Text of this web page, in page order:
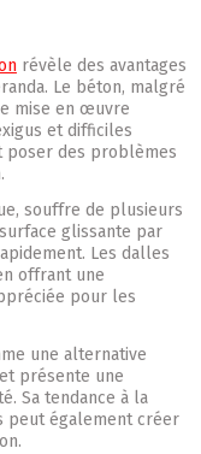
révèle des avantages
Le béton, malgré
mise en œuvre
et difficiles
poser des problèmes
souffre de plusieurs
glissante par
Les dalles
offrant une
pour les
une alternative
présente une
Sa tendance à la
peut également créer